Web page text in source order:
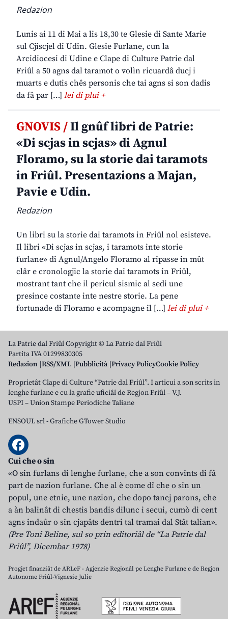
Redazion
Lunis ai 11 di Mai a lis 18,30 te Glesie di Sante Marie
sul Cjiscjel di Udin. Glesie Furlane, cun la
Arcidiocesi di Udine e Clape di Culture Patrie dal
Friûl a 50 agns dal taramot o volìn ricuardâ ducj i
muarts e dutis chês personis che tai agns si son dadis
da fâ par […] lei di plui +
GNOVIS /Il gnûf libri de Patrie:
«Di scjas in scjas» di Agnul
Floramo, su la storie dai taramots
in Friûl. Presentazions a Majan,
Pavie e Udin.
Redazion
Un libri su la storie dai taramots in Friûl nol esisteve.
Il libri «Di scjas in scjas, i taramots inte storie
furlane» di Agnul/Angelo Floramo al ripasse in mût
clâr e cronologjic la storie dai taramots in Friûl,
mostrant tant che il pericul sismic al sedi une
presince costante inte nestre storie. La pene
fortunade di Floramo e acompagne il […] lei di plui +
La Patrie dal Friûl Copyright © La Patrie dal Friûl
Partita IVA 01299830305
Redazion RSS/XML Pubblicità Privacy PolicyCookie Policy
Proprietât Clape di Culture “Patrie dal Friûl”. I articui a son scrits in
lenghe furlane e cu la grafie uficiâl de Regjon Friûl – V.J.
USPI – Union Stampe Periodiche Taliane
ENSOUL srl-Grafiche GTower Studio
Cui che o sin
«O sin furlans di lenghe furlane, che a son convints di fâ
part de nazion furlane. Che al è come dî che o sin un
popul, une etnie, une nazion, che dopo tancj parons, che
a àn balinât di chestis bandis dilunc i secui, cumò di cent
agns indaûr o sin cjapâts dentri tal tramai dal Stât talian».
(Pre Toni Beline, sul so prin editoriâl de “La Patrie dal
Friûl”, Dicembar 1978)
Progjet finanziât de ARLeF - Agjenzie Regjonâl pe Lenghe Furlane e de Regjon
Autonome Friûl-Vignesie Julie